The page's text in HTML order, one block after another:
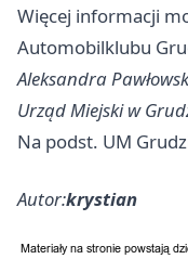
Więcej informacji
Automobilklubu
Aleksandra
Urząd Miejski w
Na podst. UM
Autor:krystian